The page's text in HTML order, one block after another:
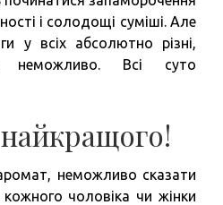
і солодощі суміші. Але
у всіх абсолютно різні,
неможливо. Всі суто
неможливо сказати
чоловіка чи жінки